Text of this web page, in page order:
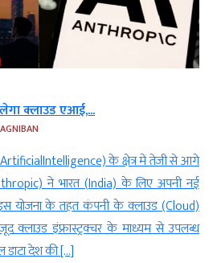
क्लाउड एआई,...
AGNIBAN
(ArtificialIntelligence) के क्षेत्र में तेजी से आगे
ने भारत (India) के लिए अपनी नई
योजना के तहत कंपनी के क्लाउड (Cloud)
क्लाउड इंफ्रास्ट्रक्चर के माध्यम से उपलब्ध
देश की […]